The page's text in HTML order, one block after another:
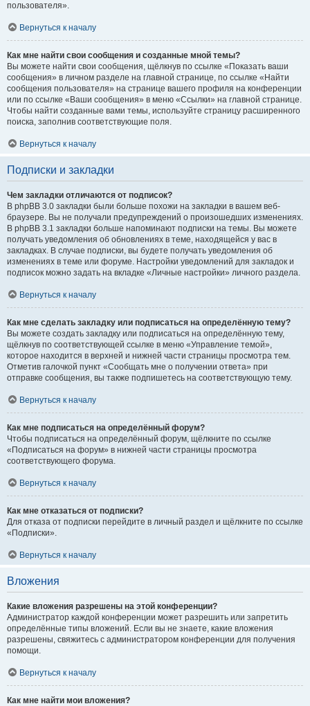
пользователя».
Вернуться к началу
Как мне найти свои сообщения и созданные мной темы?
Вы можете найти свои сообщения, щёлкнув по ссылке «Показать ваши
сообщения» в личном разделе на главной странице, по ссылке «Найти
сообщения пользователя» на странице вашего профиля на конференции
или по ссылке «Ваши сообщения» в меню «Ссылки» на главной странице.
Чтобы найти созданные вами темы, используйте страницу расширенного
поиска, заполнив соответствующие поля.
Вернуться к началу
Подписки и закладки
Чем закладки отличаются от подписок?
В phpBB 3.0 закладки были больше похожи на закладки в вашем веб-
браузере. Вы не получали предупреждений о произошедших изменениях.
В phpBB 3.1 закладки больше напоминают подписки на темы. Вы можете
получать уведомления об обновлениях в теме, находящейся у вас в
закладках. В случае подписки, вы будете получать уведомления об
изменениях в теме или форуме. Настройки уведомлений для закладок и
подписок можно задать на вкладке «Личные настройки» личного раздела.
Вернуться к началу
Как мне сделать закладку или подписаться на определённую тему?
Вы можете создать закладку или подписаться на определённую тему,
щёлкнув по соответствующей ссылке в меню «Управление темой»,
которое находится в верхней и нижней части страницы просмотра тем.
Отметив галочкой пункт «Сообщать мне о получении ответа» при
отправке сообщения, вы также подпишетесь на соответствующую тему.
Вернуться к началу
Как мне подписаться на определённый форум?
Чтобы подписаться на определённый форум, щёлкните по ссылке
«Подписаться на форум» в нижней части страницы просмотра
соответствующего форума.
Вернуться к началу
Как мне отказаться от подписки?
Для отказа от подписки перейдите в личный раздел и щёлкните по ссылке
«Подписки».
Вернуться к началу
Вложения
Какие вложения разрешены на этой конференции?
Администратор каждой конференции может разрешить или запретить
определённые типы вложений. Если вы не знаете, какие вложения
разрешены, свяжитесь с администратором конференции для получения
помощи.
Вернуться к началу
Как мне найти мои вложения?